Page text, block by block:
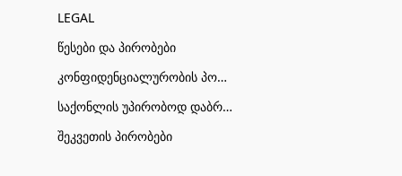
LEGAL
წესები და პირობები
კონფიდენციალურობის პოლიტიკა
საქონლის უპირობოდ დაბრუნების პირობები
შეკვეთის პირობები